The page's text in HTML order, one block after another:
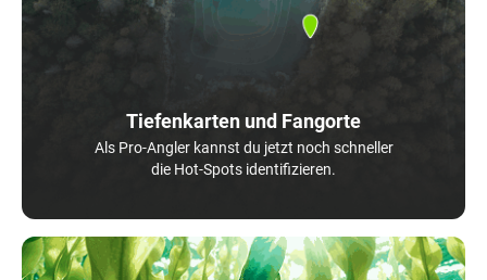
Tiefenkarten und Fangorte
Als Pro-Angler kannst du jetzt noch schneller
die Hot-Spots identifizieren.